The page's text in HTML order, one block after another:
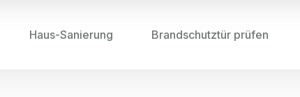
Haus-Sanierung Brandschutztür prüfen